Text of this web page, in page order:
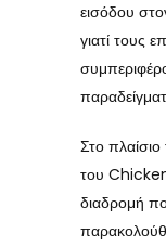
εισόδου
γιατί τους
Στο
του
διαδρομή